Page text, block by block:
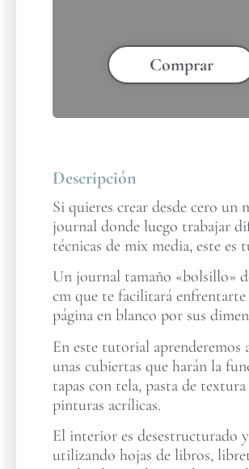
Comprar
Descripción
Si quieres crear desde cero un
journal donde luego trabajar
técnicas de mix media, este es
Un journal tamaño «bolsillo»
cm que te facilitará enfrentarte
página en blanco por sus
En este tutorial aprenderemos
unas cubiertas que harán la
tapas con tela, pasta de
pinturas acrílicas.
El interior es desestructurado y
utilizando hojas de libros,